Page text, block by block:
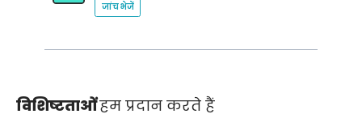
जांच भेजें
विशिष्टताओंहम प्रदान करते हैं